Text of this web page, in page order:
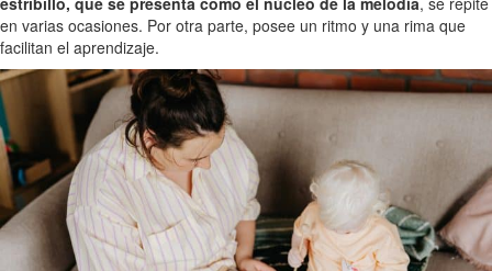
en varias ocasiones. Por otra parte, posee un ritmo y una rima que
facilitan el aprendizaje.